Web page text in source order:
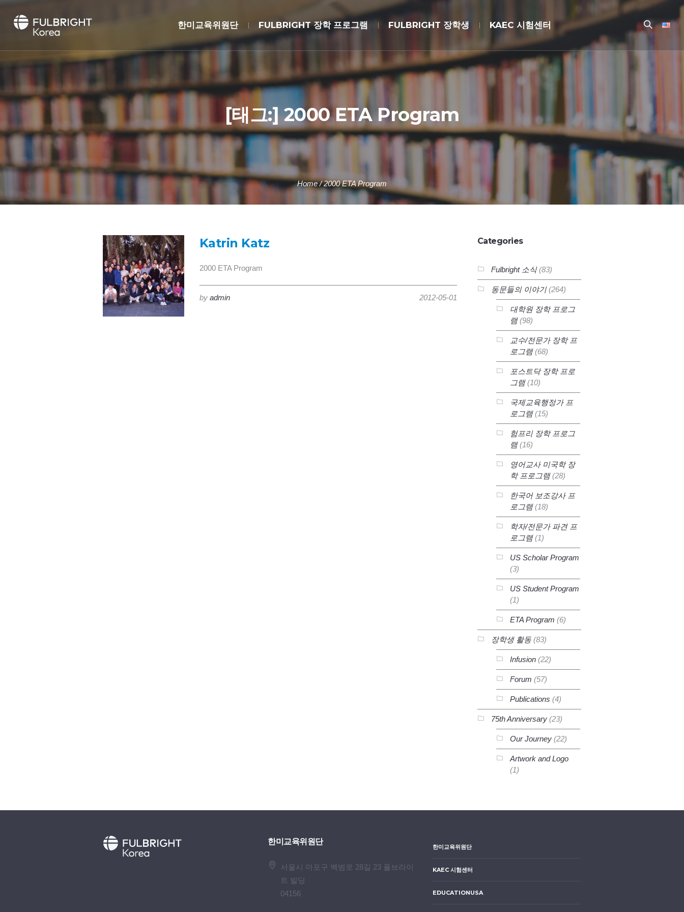
한미교육위원단 FULBRIGHT 장학 프로그램 FULBRIGHT 장학생 KAEC 시험센터
[태그:]2000 ETA Program
Home /2000 ETA Program
Katrin Katz
2000 ETA Program
2012-05-01
by admin
Categories
Fulbright 소식(83)
동문들의 이야기(264)
대학원 장학 프로그
램(98)
교수/전문가 장학 프
로그램(68)
포스트닥 장학 프로
그램(10)
국제교육행정가 프
로그램(15)
험프리 장학 프로그
램(16)
영어교사 미국학 장
학 프로그램(28)
한국어 보조강사 프
로그램(18)
학자/전문가 파견 프
로그램(1)
US Scholar Program
(3)
US Student Program
(1)
ETA Program (6)
장학생 활동(83)
Infusion(22)
Forum (57)
Publications (4)
75th Anniversary(23)
Our Journey(22)
Artwork and Logo
(1)
한미교육위원단
서울시 마포구 백범로 28길 23 풀브라이
트 빌딩
04156
한미교육위원단
KAEC 시험센터
EDUCATIONUSA